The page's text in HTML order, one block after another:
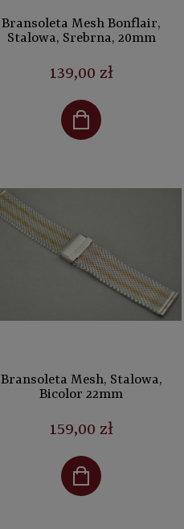
Bransoleta Mesh Bonflair,
Stalowa, Srebrna, 20mm
139,00 zł
Bransoleta Mesh, Stalowa,
Bicolor 22mm
159,00 zł